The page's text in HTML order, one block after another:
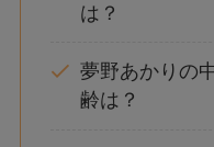
は？
夢野あかりの
齢は？